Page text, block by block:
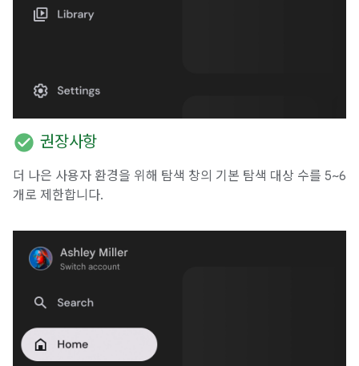
check_circle 권장사항
더 나은 사용자 환경을 위해 탐색 창의 기본 탐색 대상 수를 5~6
개로 제한합니다.